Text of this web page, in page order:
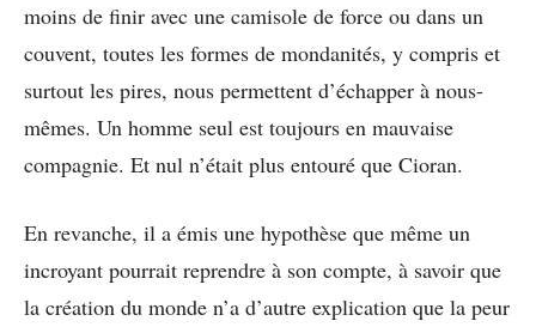
moins de finir avec une camisole de force ou dans un
couvent, toutes les formes de mondanités, y compris et
surtout les pires, nous permettent d’échapper à nous-
mêmes. Un homme seul est toujours en mauvaise
compagnie. Et nul n’était plus entouré que Cioran.
En revanche, il a émis une hypothèse que même un
incroyant pourrait reprendre à son compte, à savoir que
la création du monde n’a d’autre explication que la peur